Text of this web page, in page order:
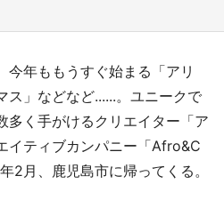
今年ももうすぐ始まる「アリ
ス」などなど......。ユニークで
多く手がけるクリエイター「ア
イティブカンパニー「Afro&C
2月、鹿児島市に帰ってくる。